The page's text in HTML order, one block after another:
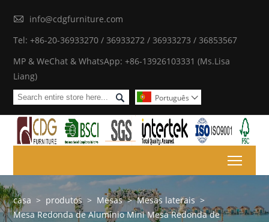

info@cdgfurniture.com
Tel: +86-20-36933270 / 36933272 / 36933273 / 36853567
MP & WeChat & WhatsApp: +86-13926103331 (Ms.Lisa
Liang)
 Português 
casa > produtos > Mesas > Mesas laterais >
Mesa Redonda de Alumínio Mini Mesa Redonda de